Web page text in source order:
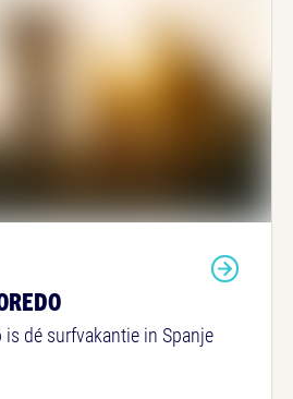
dé surfvakantie in Spanje